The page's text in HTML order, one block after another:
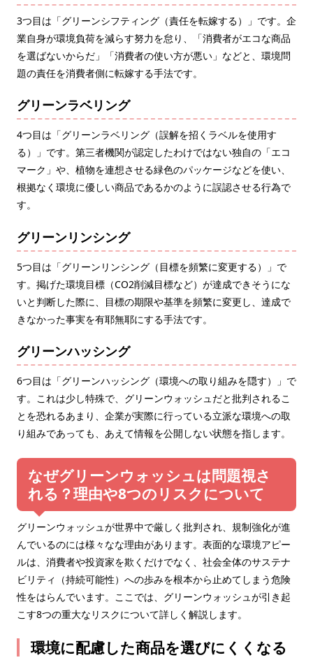
3つ目は「グリーンシフティング（責任を転嫁する）」です。企
業自身が環境負荷を減らす努力を怠り、「消費者がエコな商品
を選ばないからだ」「消費者の使い方が悪い」などと、環境問
題の責任を消費者側に転嫁する手法です。
グリーンラベリング
4つ目は「グリーンラベリング（誤解を招くラベルを使用す
る）」です。第三者機関が認定したわけではない独自の「エコ
マーク」や、植物を連想させる緑色のパッケージなどを使い、
根拠なく環境に優しい商品であるかのように誤認させる行為で
す。
グリーンリンシング
5つ目は「グリーンリンシング（目標を頻繁に変更する）」で
す。掲げた環境目標（CO2削減目標など）が達成できそうにな
いと判断した際に、目標の期限や基準を頻繁に変更し、達成で
きなかった事実を有耶無耶にする手法です。
グリーンハッシング
6つ目は「グリーンハッシング（環境への取り組みを隠す）」で
す。これは少し特殊で、グリーンウォッシュだと批判されるこ
とを恐れるあまり、企業が実際に行っている立派な環境への取
り組みであっても、あえて情報を公開しない状態を指します。
なぜグリーンウォッシュは問題視さ
れる？理由や8つのリスクについて
グリーンウォッシュが世界中で厳しく批判され、規制強化が進
んでいるのには様々なな理由があります。表面的な環境アピー
ルは、消費者や投資家を欺くだけでなく、社会全体のサステナ
ビリティ（持続可能性）への歩みを根本から止めてしまう危険
性をはらんでいます。ここでは、グリーンウォッシュが引き起
こす8つの重大なリスクについて詳しく解説します。
環境に配慮した商品を選びにくくなる